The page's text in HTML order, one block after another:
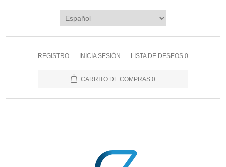
REGISTRO INICIA SESIÓN LISTA DE DESEOS 0
CARRITO DE COMPRAS 0